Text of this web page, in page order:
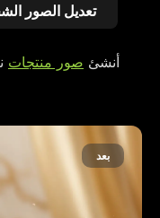
تعديل الصور
أنشئ صور منتجات
بعد